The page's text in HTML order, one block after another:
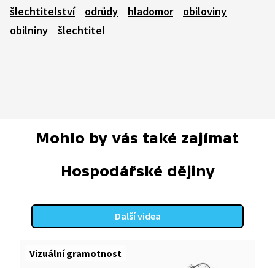
šlechtitelství
odrůdy hladomor
obiloviny
obilniny
šlechtitel
Mohlo by vás také zajímat
Hospodářské dějiny
Další videa
Vizuální gramotnost